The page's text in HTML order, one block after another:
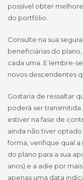
possível obter
do portfólio.
Consulte na sua
beneficiárias do
cada uma. E lembre-
novos descendentes
Gostaria de ressaltar
poderá ser
estiver na fase de
ainda não tiver
forma, verifique qual
do plano para a sua
anos) e a adie por
apenas uma data